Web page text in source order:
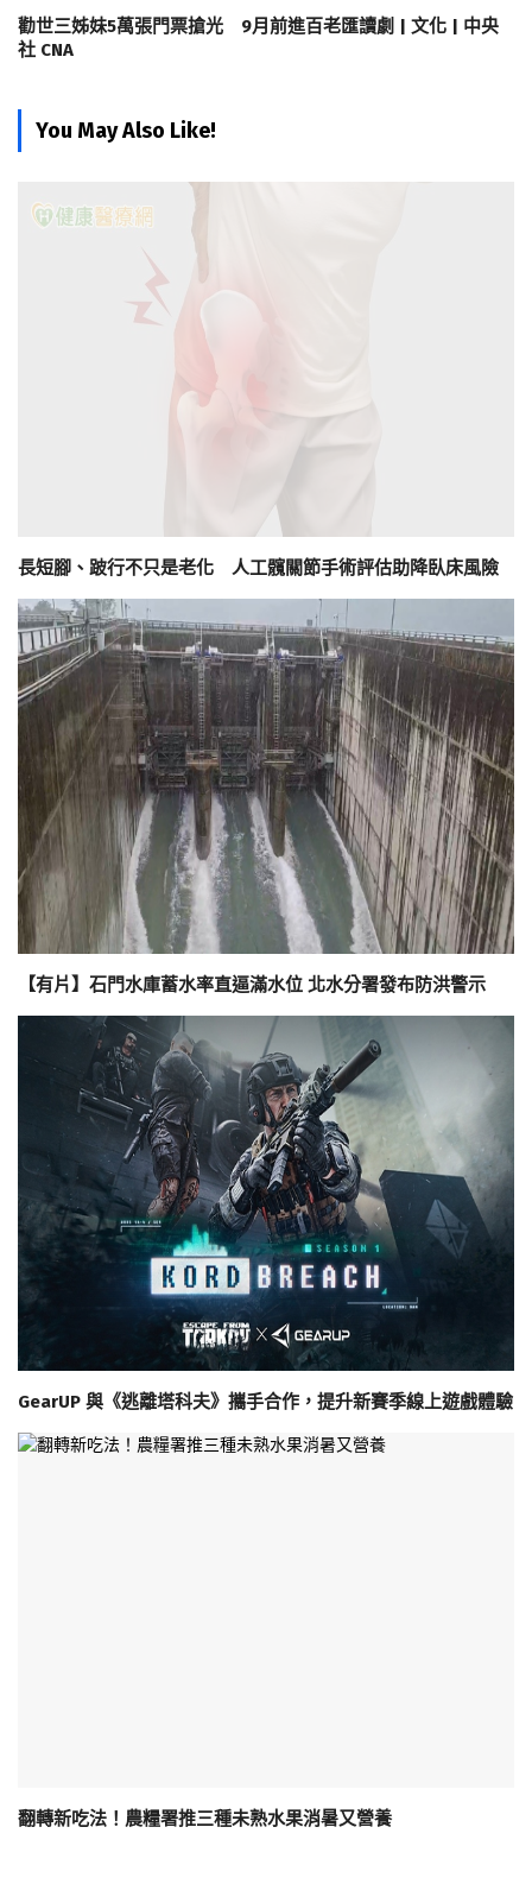
勸世三姊妹5萬張門票搶光 9月前進百老匯讀劇 | 文化 | 中央
社 CNA
You May Also Like!
長短腳、跛行不只是老化 人工髖關節手術評估助降臥床風險
【有片】石門水庫蓄水率直逼滿水位 北水分署發布防洪警示
GearUP 與《逃離塔科夫》攜手合作，提升新賽季線上遊戲體驗
翻轉新吃法！農糧署推三種未熟水果消暑又營養